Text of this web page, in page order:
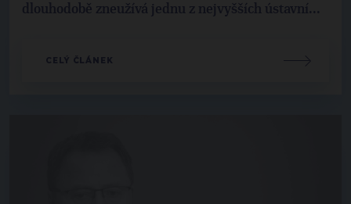
dlouhodobě zneužívá jednu z nejvyšších ústavní...
CELÝ ČLÁNEK